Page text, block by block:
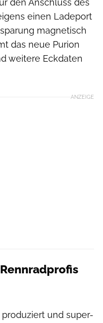
den Anschluss des
einen Ladeport
magnetisch
das neue Purion
weitere Eckdaten
ANZEIGE
und super-